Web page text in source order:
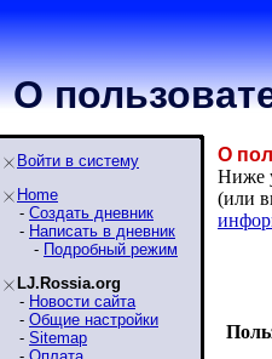
О
Войти в систему
Home
- Создать дневник
- Написать в дневник
- Подробный режим
LJ.Rossia.org
- Новости сайта
- Общие настройки
- Sitemap
О
Ниже
(или